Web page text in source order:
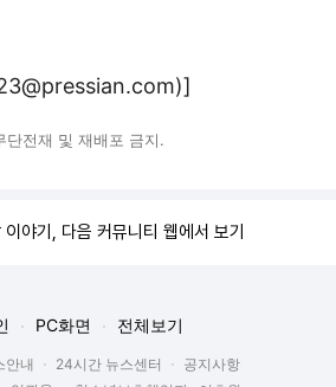
전재 및 재배포 금지.
야기, 다음 커뮤니티 웹에서 보기
PC화면 전체보기
안내 24시간 뉴스센터
공지사항